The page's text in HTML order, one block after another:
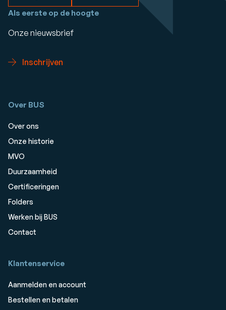
Als eerste op de hoogte
Onze nieuwsbrief
Inschrijven
Over BUS
Over ons
Onze historie
MVO
Duurzaamheid
Certificeringen
Folders
Werken bij BUS
Contact
Klantenservice
Aanmelden en account
Bestellen en betalen